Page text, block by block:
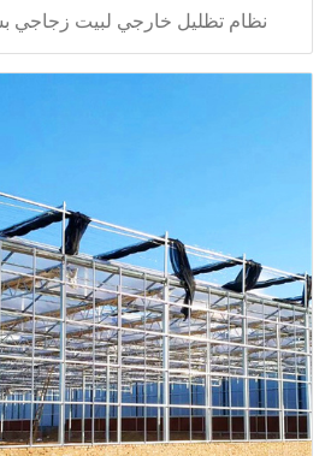
نظام تظليل خارجي لبيت زجاجي